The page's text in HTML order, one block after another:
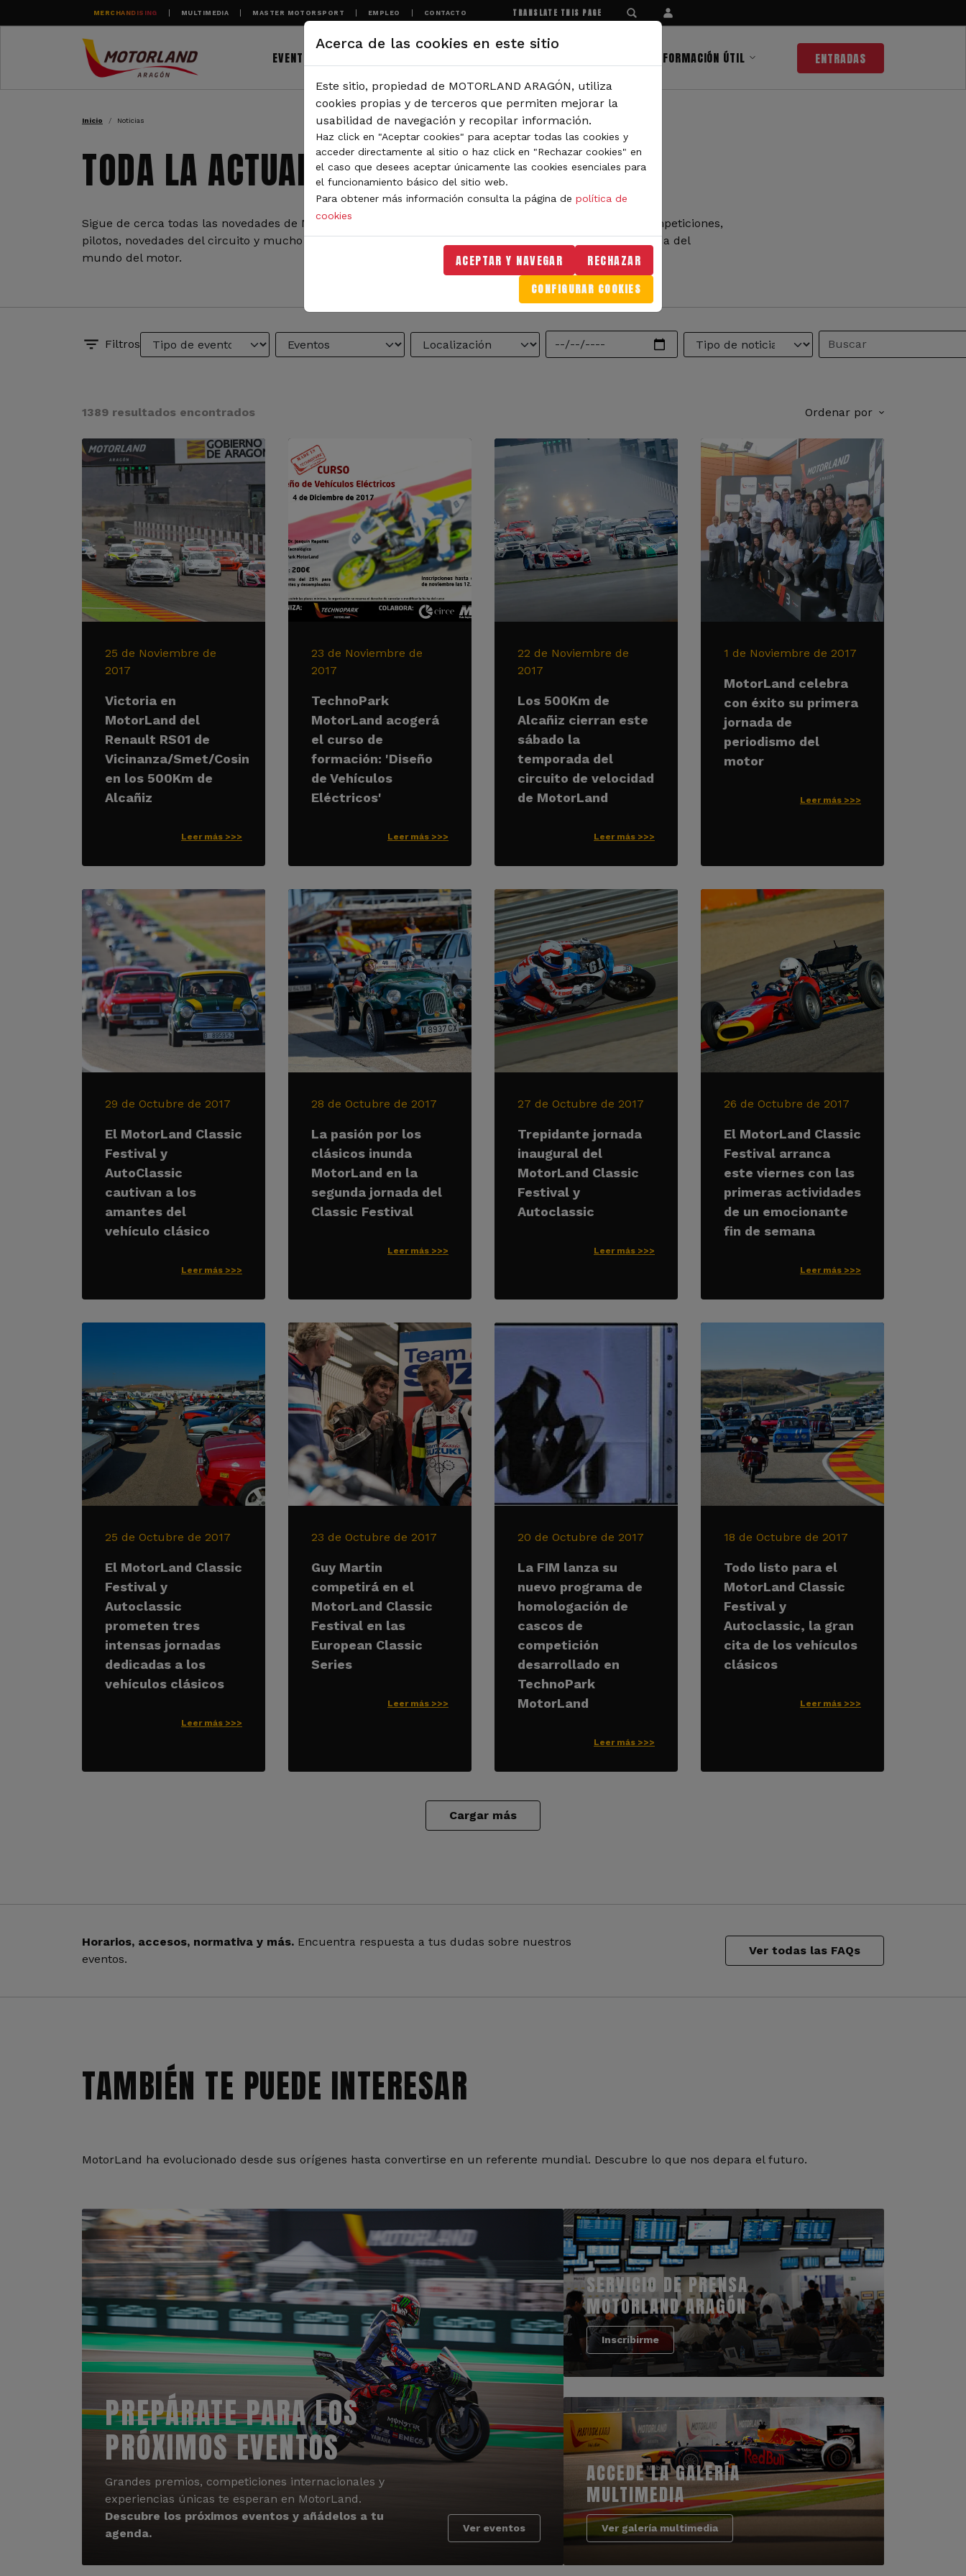
Pasar al contenido principal
MERCHANDISING MULTIMEDIA MASTER MOTORSPORT EMPLEO CONTACTO TRANSLATE THIS PAGE
EVENTOS INFORMACIÓN ÚTIL ENTRADAS
RUTA DE NAVEGACIÓN
Inicio Noticias
TODA LA ACTUALIDAD DE MOTORLAND
Sigue de cerca todas las novedades de MotorLand Aragón. Aquí encontrarás noticias sobre eventos, competiciones,
pilotos, novedades del circuito y mucho más. Filtra por categoría o tipo de contenido y no te pierdas nada del
mundo del motor.
Filtros
1389 resultados encontrados Ordenar por
25 de Noviembre de
2017
Victoria en
MotorLand del
Renault RS01 de
Vicinanza/Smet/Cosin
en los 500Km de
Alcañiz
Leer más >>>
23 de Noviembre de
2017
TechnoPark
MotorLand acogerá
el curso de
formación: 'Diseño
de Vehículos
Eléctricos'
Leer más >>>
22 de Noviembre de
2017
Los 500Km de
Alcañiz cierran este
sábado la
temporada del
circuito de velocidad
de MotorLand
Leer más >>>
1 de Noviembre de 2017
MotorLand celebra
con éxito su primera
jornada de
periodismo del
motor
Leer más >>>
29 de Octubre de 2017
El MotorLand Classic
Festival y
AutoClassic
cautivan a los
amantes del
vehículo clásico
Leer más >>>
28 de Octubre de 2017
La pasión por los
clásicos inunda
MotorLand en la
segunda jornada del
Classic Festival
Leer más >>>
27 de Octubre de 2017
Trepidante jornada
inaugural del
MotorLand Classic
Festival y
Autoclassic
Leer más >>>
26 de Octubre de 2017
El MotorLand Classic
Festival arranca
este viernes con las
primeras actividades
de un emocionante
fin de semana
Leer más >>>
25 de Octubre de 2017
El MotorLand Classic
Festival y
Autoclassic
prometen tres
intensas jornadas
dedicadas a los
vehículos clásicos
Leer más >>>
23 de Octubre de 2017
Guy Martin
competirá en el
MotorLand Classic
Festival en las
European Classic
Series
Leer más >>>
20 de Octubre de 2017
La FIM lanza su
nuevo programa de
homologación de
cascos de
competición
desarrollado en
TechnoPark
MotorLand
Leer más >>>
18 de Octubre de 2017
Todo listo para el
MotorLand Classic
Festival y
Autoclassic, la gran
cita de los vehículos
clásicos
Leer más >>>
Cargar más
Horarios, accesos, normativa y más. Encuentra respuesta a tus dudas sobre nuestros
eventos.
Ver todas las FAQs
TAMBIÉN TE PUEDE INTERESAR
MotorLand ha evolucionado desde sus orígenes hasta convertirse en un referente mundial. Descubre lo que nos depara el futuro.
PREPÁRATE PARA LOS
PRÓXIMOS EVENTOS
Grandes premios, competiciones internacionales y
experiencias únicas te esperan en MotorLand.
Descubre los próximos eventos y añádelos a tu
agenda.
Ver eventos
SERVICIO DE PRENSA
MOTORLAND ARAGÓN
Inscribirme
ACCEDE LA GALERÍA
MULTIMEDIA
Ver galería multimedia
Acerca de las cookies en este sitio
Este sitio, propiedad de MOTORLAND ARAGÓN, utiliza
cookies propias y de terceros que permiten mejorar la
usabilidad de navegación y recopilar información.
Haz click en "Aceptar cookies" para aceptar todas las cookies y
acceder directamente al sitio o haz click en "Rechazar cookies" en
el caso que desees aceptar únicamente las cookies esenciales para
el funcionamiento básico del sitio web.
Para obtener más información consulta la página de política de
cookies
ACEPTAR Y NAVEGAR RECHAZAR
CONFIGURAR COOKIES